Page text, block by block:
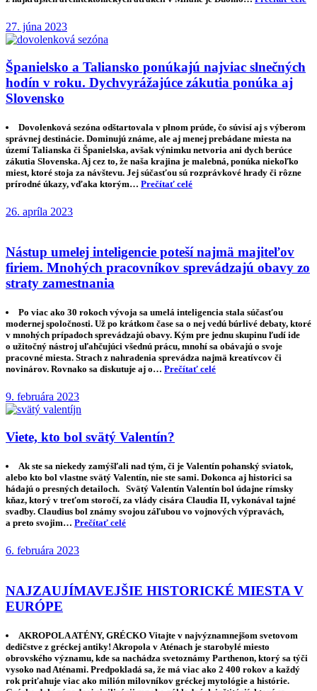
27. júna 2023
Španielsko a Taliansko ponúkajú najviac slnečných
hodín v roku. Dychvyrážajúce zákutia ponúka aj
Slovensko
Dovolenková sezóna odštartovala v plnom prúde, čo súvisí aj s výberom
správnej destinácie. Dominujú známe, ale aj menej prebádane miesta na
území Talianska či Španielska, avšak výnimku netvoria ani dych berúce
zákutia Slovenska. Aj cez to, že naša krajina je malebná, ponúka niekoľko
miest, ktoré stoja za návštevu. Jej súčasťou sú rozprávkové hrady či rôzne
prírodné úkazy, vďaka ktorým… Prečítať celé
26. apríla 2023
Nástup umelej inteligencie poteší najmä majiteľov
firiem. Mnohých pracovníkov sprevádzajú obavy zo
straty zamestnania
Po viac ako 30 rokoch vývoja sa umelá inteligencia stala súčasťou
modernej spoločnosti. Už po krátkom čase sa o nej vedú búrlivé debaty, ktoré
v mnohých prípadoch sprevádzajú obavy. Kým pre jednu skupinu ľudí ide
o užitočný nástroj uľahčujúci všednú prácu, mnohí sa obávajú o svoje
pracovné miesta. Strach z nahradenia sprevádza najmä kreatívcov či
novinárov. Rovnako sa diskutuje aj o… Prečítať celé
9. februára 2023
Viete, kto bol svätý Valentín?
Ak ste sa niekedy zamýšľali nad tým, či je Valentín pohanský sviatok,
alebo kto bol vlastne svätý Valentín, nie ste sami. Dokonca aj historici sa
hádajú o presných detailoch. Svätý Valentín Valentín bol údajne rímsky
kňaz, ktorý v treťom storočí, za vlády cisára Claudia II, vykonával tajné
svadby. Claudius bol známy svojou záľubou vo vojnových výpravách,
a preto svojim… Prečítať celé
6. februára 2023
NAJZAUJÍMAVEJŠIE HISTORICKÉ MIESTA V
EURÓPE
AKROPOLA ATÉNY, GRÉCKO Vitajte v najvýznamnejšom svetovom
dedičstve z gréckej antiky! Akropola v Aténach je starobylé miesto
obrovského významu, kde sa nachádza svetoznámy Parthenon, ktorý sa týči
vysoko nad Aténami. Predpokladá sa, že má viac ako 2 400 rokov a každý
rok priťahuje viac ako milión milovníkov gréckej mytológie a histórie.